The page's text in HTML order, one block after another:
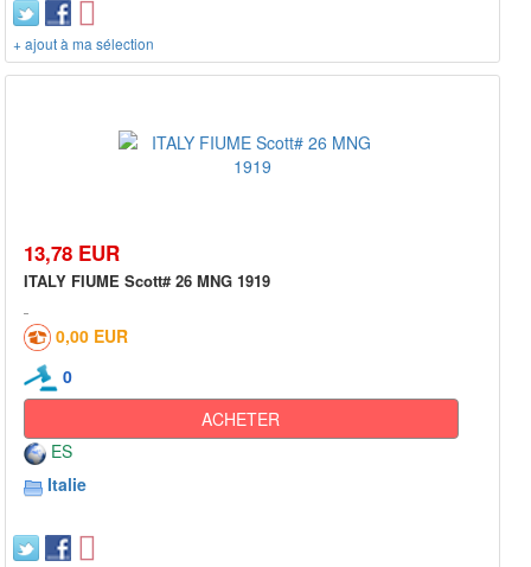
+ ajout à ma sélection
13,78 EUR
ITALY FIUME Scott# 26 MNG 1919
0,00 EUR
0
ACHETER
ES
Italie